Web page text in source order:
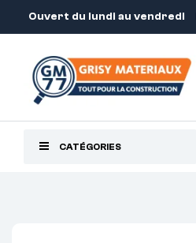
Ouvert du lundi au vendredi
CATÉGORIES